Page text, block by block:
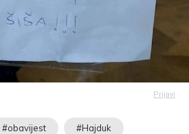
Prijavi
#obavijest #Hajduk